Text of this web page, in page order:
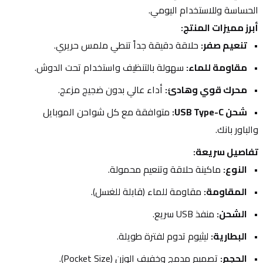
الحساسة وللاستخدام اليومي.
أبرز مميزات المنتج:
تنعيم صفر: حلاقة دقيقة جداً تنطي ملمس حريري.
مقاومة للماء: سهولة بالتنظيف واستخدام تحت الدوش.
محرك قوي وهادئ: أداء عالي بدون ضجيج مزعج.
شحن USB Type-C:
والباور بانك.
تفاصيل سريعة:
النوع: ماكينة حلاقة وتنعيم محمولة.
المقاومة: مقاومة للماء (قابلة للغسل).
الشحن: منفذ USB سريع.
البطارية: ليثيوم تدوم لفترة طويلة.
الحجم: تصميم مدمج وخفيف الوزن (Pocket Size).